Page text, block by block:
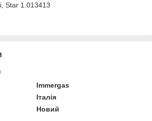
Star 1.013413
Immergas
Італія
Новий